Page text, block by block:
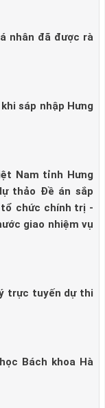
nhân đã được rà
sáp nhập Hưng
Nam tỉnh Hưng
thảo Đề án sắp
chức chính trị -
giao nhiệm vụ
trực tuyến dự thi
Bách khoa Hà